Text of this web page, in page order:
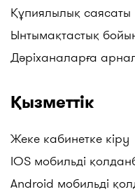
Құпиялылық саясаты
Ынтымақтастық
Дәріханаларға
Қызметтік
Жеке кабинетке кіру
IOS мобильді
Android мобильді